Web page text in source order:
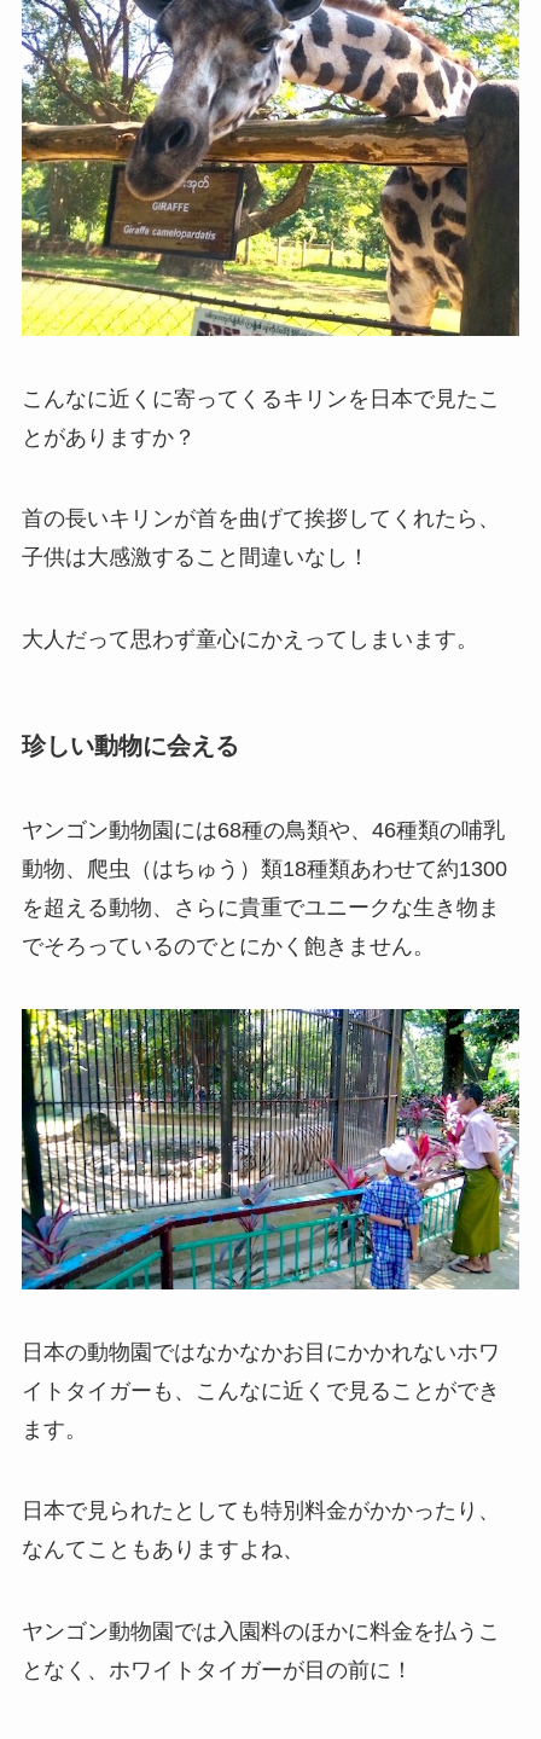
こんなに近くに寄ってくるキリンを日本で見たこ
とがありますか？
首の長いキリンが首を曲げて挨拶してくれたら、
子供は大感激すること間違いなし！
大人だって思わず童心にかえってしまいます。
珍しい動物に会える
ヤンゴン動物園には68種の鳥類や、46種類の哺乳
動物、爬虫（はちゅう）類18種類あわせて約1300
を超える動物、さらに貴重でユニークな生き物ま
でそろっているのでとにかく飽きません。
日本の動物園ではなかなかお目にかかれないホワ
イトタイガーも、こんなに近くで見ることができ
ます。
日本で見られたとしても特別料金がかかったり、
なんてこともありますよね、
ヤンゴン動物園では入園料のほかに料金を払うこ
となく、ホワイトタイガーが目の前に！